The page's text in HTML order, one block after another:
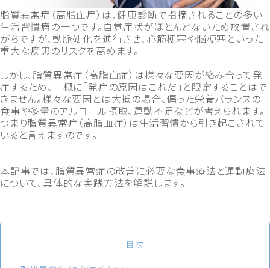
脂質異常症（高脂血症）は、健康診断で指摘されることの多い
生活習慣病の一つです。自覚症状がほとんどないため放置され
がちですが、動脈硬化を進行させ、心筋梗塞や脳梗塞といった
重大な疾患のリスクを高めます。
しかし、脂質異常症（高脂血症）は様々な要因が絡み合って発
症するため、一概に「発症の原因はこれだ」と限定することはで
きません。様々な要因とは大抵の場合、偏った栄養バランスの
食事や多量のアルコール摂取、運動不足などが考えられます。
つまり脂質異常症（高脂血症）は生活習慣から引き起こされて
いると言えますのです。
本記事では、脂質異常症の改善に必要な食事療法と運動療法
について、具体的な実践方法を解説します。
目次